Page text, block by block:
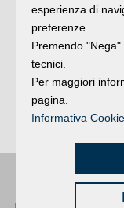
e rubriche
Iscrivitialla
é una
Rimini
esperienza di
preferenze.
Premendo
tecnici.
Per maggiori
pagina.
Informativa Cookie